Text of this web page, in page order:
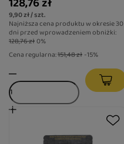
lawendy Compact 10 l
9,90 zł / szt.
Najniższa cena produktu w okresie 30
dni przed wprowadzeniem obniżki:
128,76 zł0%
Cena regularna:151,48 zł -15%